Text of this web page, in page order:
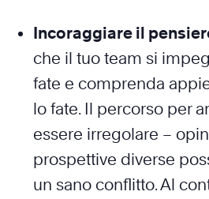
Incoraggiare il
che il tuo team si
fate e comprenda
lo fate. Il percorso per
essere irregolare –
prospettive diverse
un sano conflitto. Al